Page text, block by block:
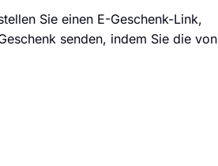
Sie einen E-Geschenk-Link,
senden, indem Sie die von